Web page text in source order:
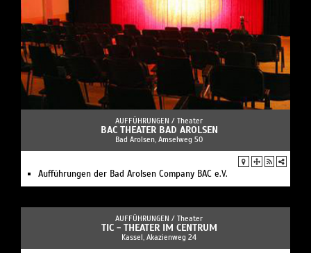
AUFFÜHRUNGEN / Theater
BAC THEATER BAD AROLSEN
Bad Arolsen, Amselweg 50
Aufführungen der Bad Arolsen Company BAC e.V.
AUFFÜHRUNGEN / Theater
TIC - THEATER IM CENTRUM
Kassel, Akazienweg 24